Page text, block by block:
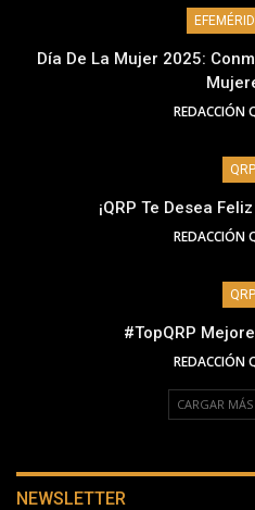
Día De La Mujer 2025:
REDACCIÓN
QRP
¡QRP Te Desea
REDACCIÓN
QRP
#TopQRP
REDACCIÓN
CARGAR
NEWSLETTER